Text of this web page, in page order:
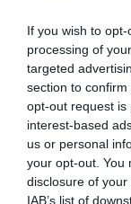
If you wish to
processing of
targeted
section to
opt-out request is
interest-based
us or personal
your opt-out. You
disclosure of
IAB’s list of
megaron.gr
Ακολουθήστε
μάθετε πρώτοι
Δείτε όλα τα